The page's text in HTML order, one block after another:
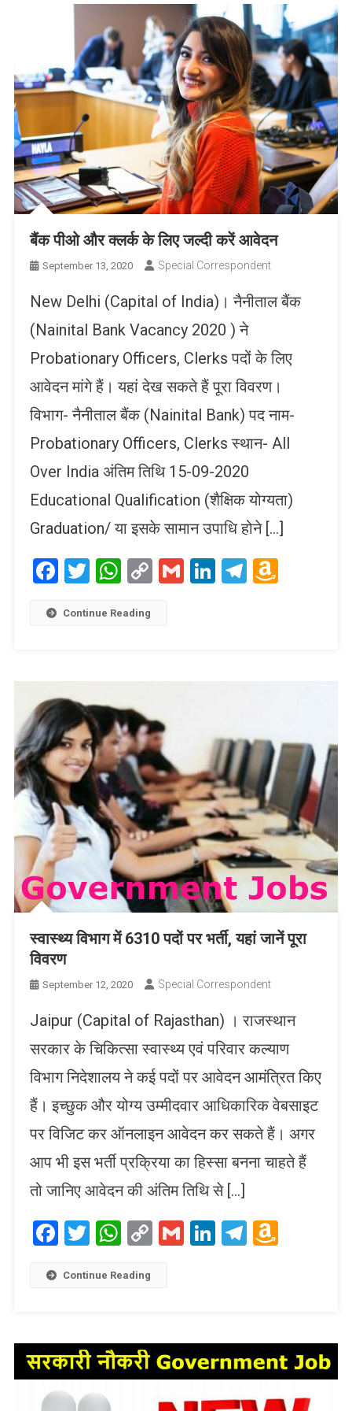
बैंक पीओ और क्लर्क के लिए जल्दी करें आवेदन
September 13, 2020 Special Correspondent
New Delhi (Capital of India)। नैनीताल बैंक
(Nainital Bank Vacancy 2020 ) ने
Probationary Officers, Clerks पदों के लिए
आवेदन मांगे हैं। यहां देख सकते हैं पूरा विवरण।
विभाग- नैनीताल बैंक (Nainital Bank) पद नाम-
Probationary Officers, Clerks स्थान- All
Over India अंतिम तिथि 15-09-2020
Educational Qualification (शैक्षिक योग्यता)
Graduation/ या इसके सामान उपाधि होने […]
Facebook
Twitter
WhatsApp
CopyGmailLinkedIn
Telegram
Continue Reading
स्वास्थ्य विभाग में 6310 पदों पर भर्ती, यहां जानें पूरा
विवरण
September 12, 2020 Special Correspondent
Jaipur (Capital of Rajasthan) । राजस्थान
सरकार के चिकित्सा स्वास्थ्य एवं परिवार कल्याण
विभाग निदेशालय ने कई पदों पर आवेदन आमंत्रित किए
हैं। इच्छुक और योग्य उम्मीदवार आधिकारिक वेबसाइट
पर विजिट कर ऑनलाइन आवेदन कर सकते हैं। अगर
आप भी इस भर्ती प्रक्रिया का हिस्सा बनना चाहते हैं
तो जानिए आवेदन की अंतिम तिथि से […]
Facebook
Twitter
WhatsApp
CopyGmailLinkedIn
Telegram
Continue Reading